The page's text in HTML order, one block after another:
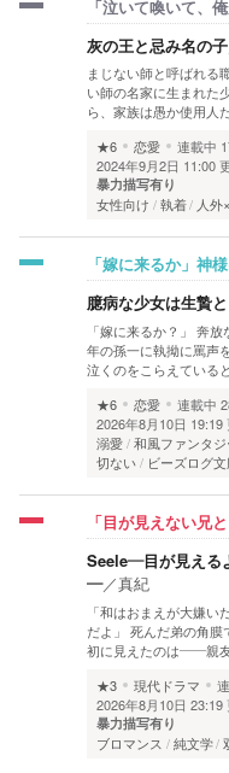
「泣いて喚いて、
灰の王と忌み名の子
まじない師と呼ばれる
い師の名家に生まれた
ら、家族は愚か使用人
★6
恋愛 連載中
2024年9月2日 11:00
暴力描写有り
女性向け 執着 人外
「嫁に来るか」神
臆病な少女は生贄
「嫁に来るか？」 奔
年の孫一に執拗に罵声
泣くのをこらえている
★6
恋愛 連載中
2026年8月10日 19:19
溺愛 和風ファンタジ
切ない
ビーズログ
「目が見えない兄
Seele―目が見える
―／真紀
「和はおまえが大嫌
だよ」 死んだ弟の角
初に見えたのは――親
★3
現代ドラマ
2026年8月10日 23:19
暴力描写有り
ブロマンス 純文学